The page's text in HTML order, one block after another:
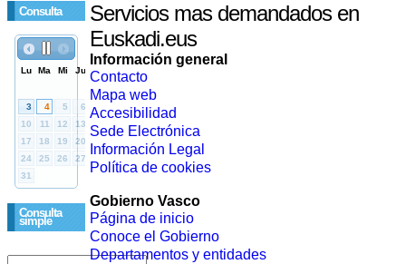
Consulta
Consulta
simple
Servicios mas demandados en
Euskadi.eus
Información general
Contacto
Mapa web
Accesibilidad
Sede Electrónica
Información Legal
Política de cookies
Gobierno Vasco
Página de inicio
Conoce el Gobierno
Departamentos y entidades